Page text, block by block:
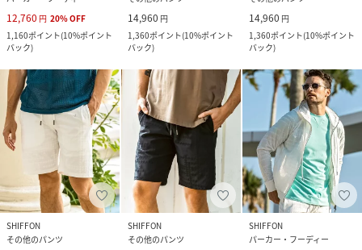
12,760 円 20%OFF
1,160ポイント(10%ポイント
バック)
14,960 円
1,360ポイント(10%ポイント
バック)
14,960 円
1,360ポイント(10%ポイント
バック)
SHIFFON
その他のパンツ
SHIFFON
その他のパンツ
SHIFFON
パーカー・フーディー